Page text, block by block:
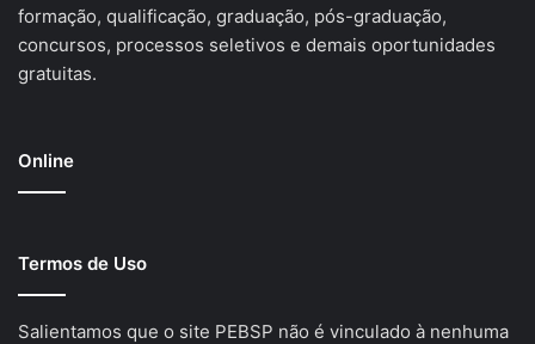
formação, qualificação, graduação, pós-graduação,
concursos, processos seletivos e demais oportunidades
gratuitas.
Online
Termos de Uso
Salientamos que o site PEBSP não é vinculado à nenhuma